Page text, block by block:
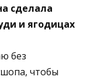
сделала
и ягодицах
без
чтобы